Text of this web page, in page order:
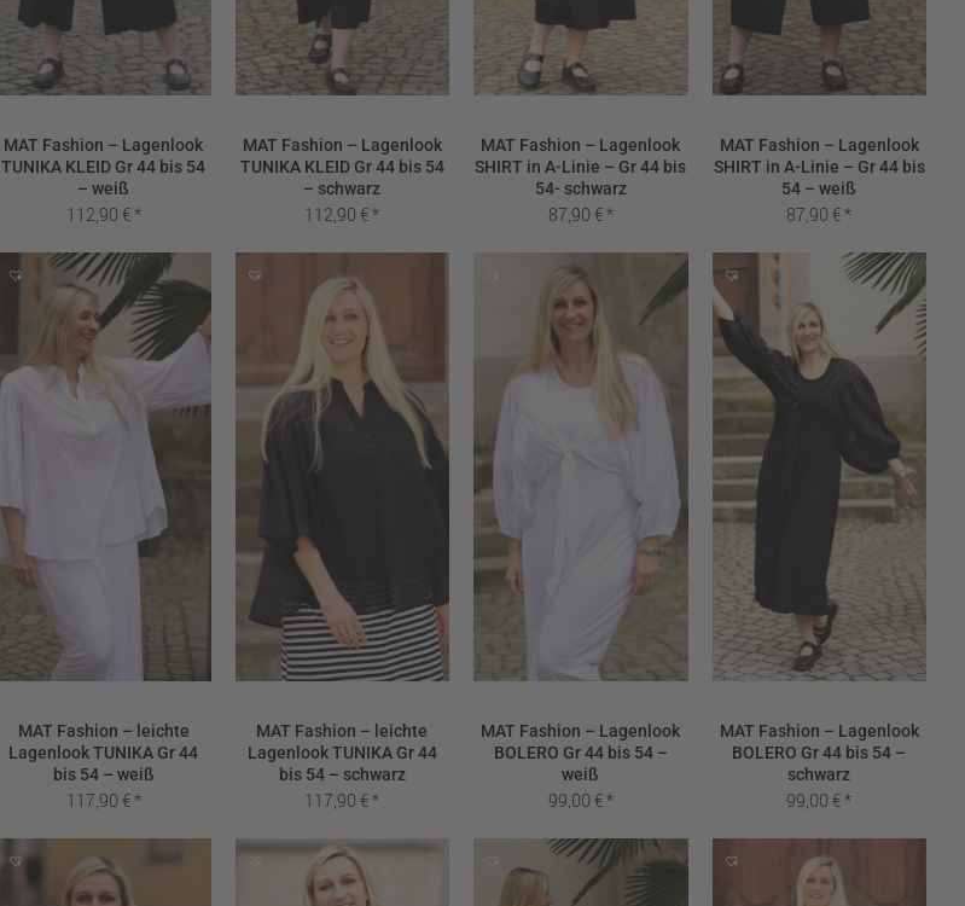
MAT Fashion – Lagenlook
TUNIKA KLEID Gr 44 bis 54
– weiß
112,90 €
MAT Fashion – Lagenlook
TUNIKA KLEID Gr 44 bis 54
– schwarz
112,90€
MAT Fashion – Lagenlook
SHIRT in A-Linie – Gr 44 bis
54- schwarz
87,90 €
MAT Fashion – Lagenlook
SHIRT in A-Linie – Gr 44 bis
54 – weiß
87,90€
MAT Fashion – leichte
Lagenlook TUNIKA Gr 44
bis 54 – weiß
117,90 €
MAT Fashion – leichte
Lagenlook TUNIKA Gr 44
bis 54 – schwarz
117,90€
MAT Fashion – Lagenlook
BOLERO Gr 44 bis 54 –
weiß
99,00 €
MAT Fashion – Lagenlook
BOLERO Gr 44 bis 54 –
schwarz
99,00€